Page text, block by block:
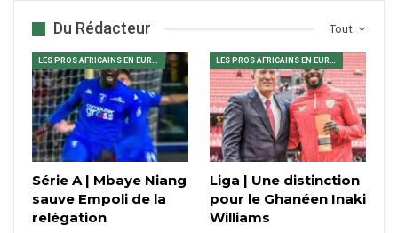
Tout
Du Rédacteur
Série A | Mbaye Niang
sauve Empoli de la
relégation
Liga | Une distinction
pour le Ghanéen Inaki
Williams